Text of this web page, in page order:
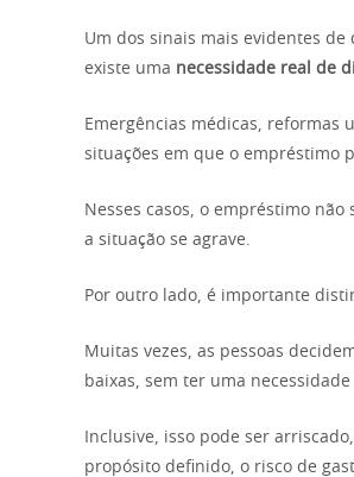
Um dos sinais mais evidentes
existe uma necessidade real de
Emergências médicas, reformas
situações em que o empréstimo
Nesses casos, o empréstimo
a situação se agrave.
Por outro lado, é importante
Muitas vezes, as pessoas
baixas, sem ter uma necessidade
Inclusive, isso pode ser
propósito definido, o risco de